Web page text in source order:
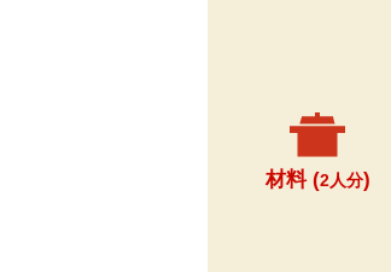
材料 (2人分)